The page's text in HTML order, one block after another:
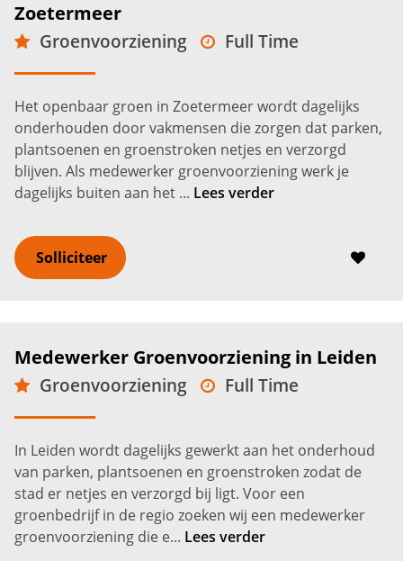
Zoetermeer
Groenvoorziening
Full Time
MBO
Het openbaar groen in Zoetermeer wordt dagelijks
onderhouden door vakmensen die zorgen dat parken,
plantsoenen en groenstroken netjes en verzorgd
blijven. Als medewerker groenvoorziening werk je
dagelijks buiten aan het ... Lees verder
Solliciteer
Medewerker Groenvoorziening in Leiden
Groenvoorziening
Full Time
Leiden
In Leiden wordt dagelijks gewerkt aan het onderhoud
van parken, plantsoenen en groenstroken zodat de
stad er netjes en verzorgd bij ligt. Voor een
groenbedrijf in de regio zoeken wij een medewerker
groenvoorziening die e... Lees verder